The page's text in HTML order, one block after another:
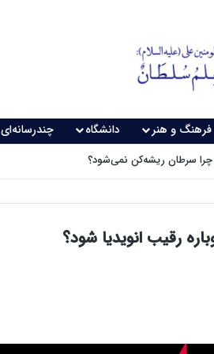
فرهنگ و هنر دانشگاه چندرسانه‌ای
چرا سرطان ریشه‌کن نمی‌شود؟